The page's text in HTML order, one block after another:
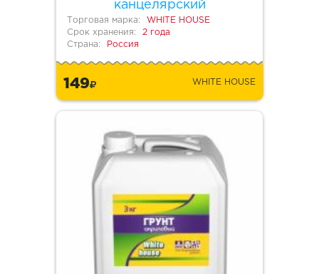
канцелярский
Торговая марка:
WHITE HOUSE
Срок хранения:
2 года
Страна:
Россия
149 WHITE HOUSE